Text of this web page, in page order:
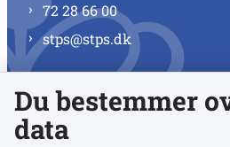
72 28 66 00
stps@stps.dk
Se alle kontaktnumre
Du bestemmer
data